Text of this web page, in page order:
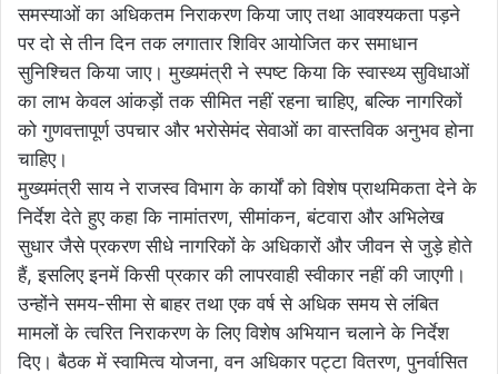
समस्याओं का अधिकतम निराकरण किया जाए तथा आवश्यकता पड़ने
पर दो से तीन दिन तक लगातार शिविर आयोजित कर समाधान
सुनिश्चित किया जाए। मुख्यमंत्री ने स्पष्ट किया कि स्वास्थ्य सुविधाओं
का लाभ केवल आंकड़ों तक सीमित नहीं रहना चाहिए, बल्कि नागरिकों
को गुणवत्तापूर्ण उपचार और भरोसेमंद सेवाओं का वास्तविक अनुभव होना
चाहिए।
मुख्यमंत्री साय ने राजस्व विभाग के कार्यों को विशेष प्राथमिकता देने के
निर्देश देते हुए कहा कि नामांतरण, सीमांकन, बंटवारा और अभिलेख
सुधार जैसे प्रकरण सीधे नागरिकों के अधिकारों और जीवन से जुड़े होते
हैं, इसलिए इनमें किसी प्रकार की लापरवाही स्वीकार नहीं की जाएगी।
उन्होंने समय-सीमा से बाहर तथा एक वर्ष से अधिक समय से लंबित
मामलों के त्वरित निराकरण के लिए विशेष अभियान चलाने के निर्देश
दिए। बैठक में स्वामित्व योजना, वन अधिकार पट्टा वितरण, पुनर्वासित